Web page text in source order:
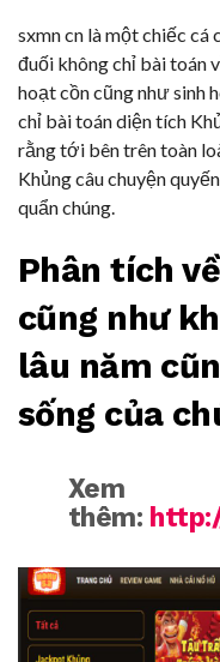
sxmn cn là một chiếc cá
đuối không chỉ bài toán
hoạt cồn cũng như sinh
chỉ bài toán diện tích
rằng tới bên trên toàn
Khủng câu chuyện
quẩn chúng.
Phân tích
cũng như
lâu năm
sống của
Xem
thêm: